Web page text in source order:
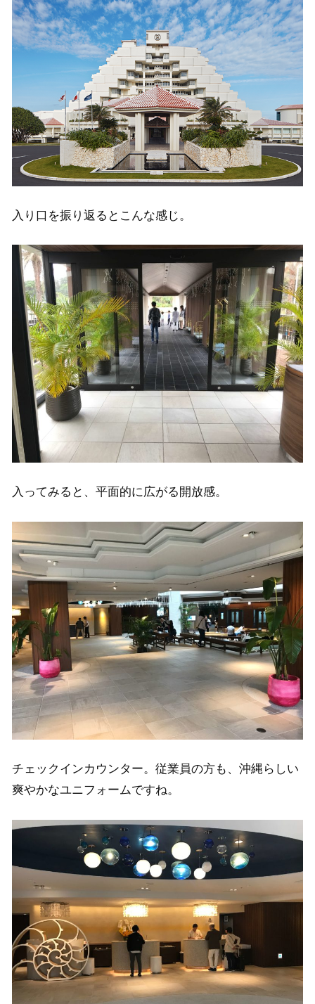
入り口を振り返るとこんな感じ。
入ってみると、平面的に広がる開放感。
チェックインカウンター。従業員の方も、沖縄らしい
爽やかなユニフォームですね。